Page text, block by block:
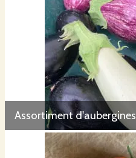
Assortiment d'aubergines